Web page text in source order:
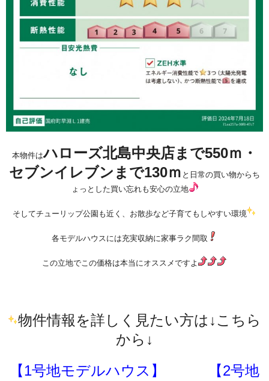
本物件はハローズ北島中央店まで550ｍ・
セブンイレブンまで130ｍ と日常の買い物からち
ょっとした買い忘れも安心の立地
そしてチューリップ公園も近く、お散歩など子育てもしやすい環境
各モデルハウスには充実収納に家事ラク間取
この立地でこの価格は本当にオススメですよ
物件情報を詳しく見たい方は↓こちら
から↓
【1号地モデルハウス】
【2号地